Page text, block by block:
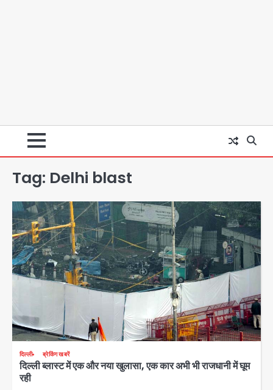
Tag: Delhi blast
दिल्ली ब्रेकिंग खबरें
दिल्ली ब्लास्ट में एक और नया खुलासा, एक कार अभी भी राजधानी में घूम
रही